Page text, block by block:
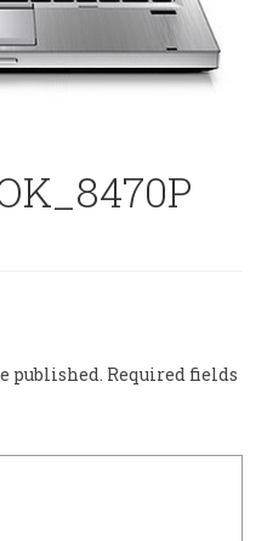
published. Required fields